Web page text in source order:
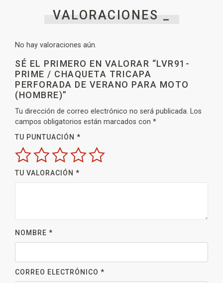
VALORACIONES _
No hay valoraciones aún.
SÉ EL PRIMERO EN VALORAR “LVR91-
PRIME / CHAQUETA TRICAPA
PERFORADA DE VERANO PARA MOTO
(HOMBRE)”
Tu dirección de correo electrónico no será publicada. Los
campos obligatorios están marcados con *
TU PUNTUACIÓN *
TU VALORACIÓN *
NOMBRE *
CORREO ELECTRÓNICO *